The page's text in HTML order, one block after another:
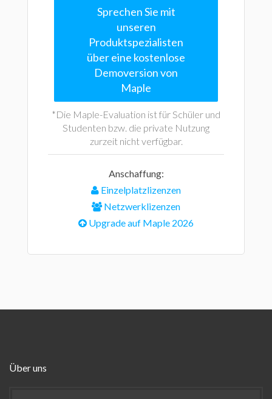
Sprechen Sie mit
unseren
Produktspezialisten
über eine kostenlose
Demoversion von
Maple
*Die Maple-Evaluation ist für Schüler und
Studenten bzw. die private Nutzung
zurzeit nicht verfügbar.
Anschaffung:
Einzelplatzlizenzen
Netzwerklizenzen
Upgrade auf Maple 2026
Über uns